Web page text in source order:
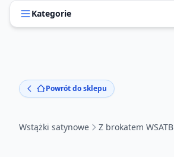
Kategorie
Powrót do sklepu
Wstążki satynowe Z brokatem WSATB